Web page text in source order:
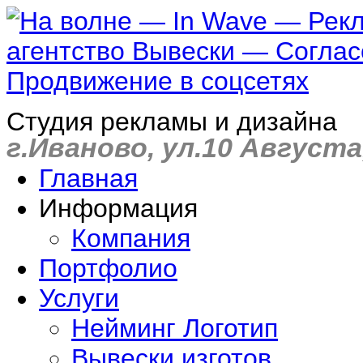
Студия рекламы и дизайна
г.Иваново, ул.10
Главная
Информация
Компания
Портфолио
Услуги
Нейминг Логотип